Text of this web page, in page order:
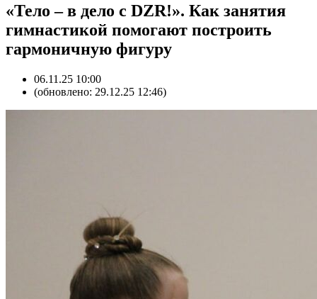
«Тело – в дело с DZR!». Как занятия
гимнастикой помогают построить
гармоничную фигуру
06.11.25 10:00
(обновлено: 29.12.25 12:46)